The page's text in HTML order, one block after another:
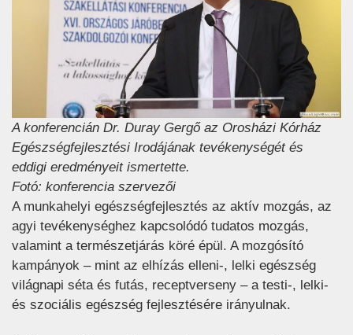
A konferencián Dr. Duray Gergő az Orosházi Kórház
Egészségfejlesztési Irodájának tevékenységét és
eddigi eredményeit ismertette.
Fotó: konferencia szervezői
A munkahelyi egészségfejlesztés az aktív mozgás, az
agyi tevékenységhez kapcsolódó tudatos mozgás,
valamint a természetjárás köré épül. A mozgósító
kampányok – mint az elhízás elleni-, lelki egészség
világnapi séta és futás, receptverseny – a testi-, lelki-
és szociális egészség fejlesztésére irányulnak.